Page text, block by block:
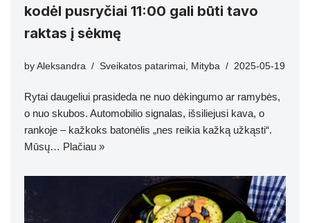
kodėl pusryčiai 11:00 gali būti tavo
raktas į sėkmę
by Aleksandra Sveikatos patarimai Mityba 2025-05-19
Rytai daugeliui prasideda ne nuo dėkingumo ar ramybės,
o nuo skubos. Automobilio signalas, išsiliejusi kava, o
rankoje – kažkoks batonėlis „nes reikia kažką užkąsti“.
Mūsų… Plačiau »